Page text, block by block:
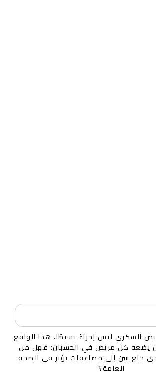
السكري ليس إجراءً بسيطًا، هذا الواقع
يضعه كل مريض في الحسبان؛ فهل من
خلع سن إلى مضاعفات تؤثر في الصحة
العامة؟